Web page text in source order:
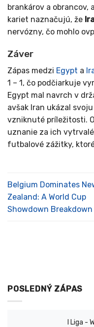
brankárov a obrancov,
kariet naznačujú, že
nervózny, čo mohlo
Záver
Zápas medzi Egypt a
1 – 1, čo podčiarkuje
Egypt mal navrch v
avšak Iran ukázal
vzniknuté príležitosti.
uznanie za ich
futbalové zážitky,
Belgium Dominates
Zealand: A World Cup
Showdown Breakdown
POSLEDNÝ ZÁPAS
I Liga